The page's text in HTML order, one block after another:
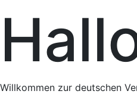
Willkommen zur deutschen